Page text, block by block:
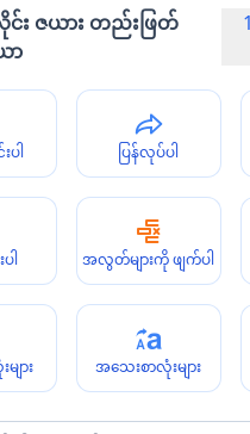
း ဇယား တည်းဖြတ်
ာ
ပါ ပြန်လုပ်ပါ
ါ အလွတ်များကို ဖျက်ပါ
ျား အသေးစာလုံးများ